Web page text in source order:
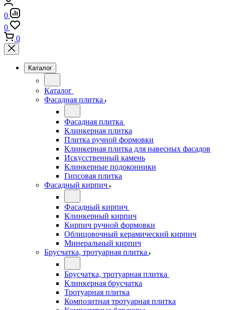
0
0
0
Каталог
Каталог
Фасадная плитка
Фасадная плитка
Клинкерная плитка
Плитка ручной формовки
Клинкерная плитка для навесных фасадов
Искусственный камень
Клинкерные подоконники
Гипсовая плитка
Фасадный кирпич
Фасадный кирпич
Клинкерный кирпич
Кирпич ручной формовки
Облицовочный керамический кирпич
Минеральный кирпич
Брусчатка, тротуарная плитка
Брусчатка, тротуарная плитка
Клинкерная брусчатка
Тротуарная плитка
Композитная тротуарная плитка